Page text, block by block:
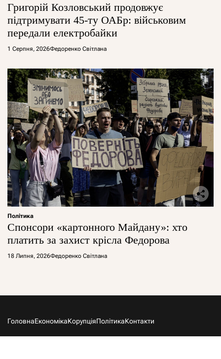
Григорій Козловський продовжує
підтримувати 45-ту ОАБр: військовим
передали електробайки
1 Серпня, 2026Федоренко Світлана
Політика
Спонсори «картонного Майдану»: хто
платить за захист крісла Федорова
18 Липня, 2026Федоренко Світлана
ГоловнаЕкономікаКорупціяПолітикаКонтакти